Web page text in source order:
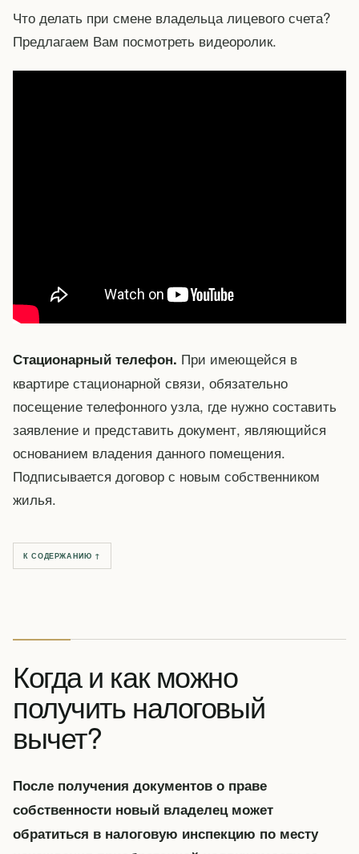
Что делать при смене владельца лицевого счета?
Предлагаем Вам посмотреть видеоролик.
Стационарный телефон. При имеющейся в
квартире стационарной связи, обязательно
посещение телефонного узла, где нужно составить
заявление и представить документ, являющийся
основанием владения данного помещения.
Подписывается договор с новым собственником
жилья.
К СОДЕРЖАНИЮ ↑
Когда и как можно
получить налоговый
вычет?
После получения документов о праве
собственности новый владелец может
обратиться в налоговую инспекцию по месту